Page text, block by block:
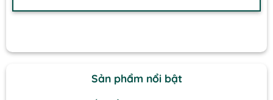
Sản phẩm nổi bật